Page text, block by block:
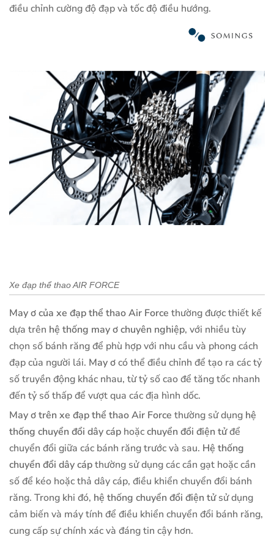
điều chỉnh cường độ đạp và tốc độ điều hướng.
Xe đạp thể thao AIR FORCE
May ơ của xe đạp thể thao Air Force thường được thiết kế
dựa trên hệ thống may ơ chuyên nghiệp, với nhiều tùy
chọn số bánh răng để phù hợp với nhu cầu và phong cách
đạp của người lái. May ơcó thể điều chỉnh để tạo ra các tỷ
số truyền động khác nhau, từ tỷ số cao để tăng tốc nhanh
đến tỷ số thấp để vượt qua các địa hình dốc.
May ơ trên xe đạp thể thao Air Force thường sử dụng hệ
thống chuyển đổi dây cáp hoặcchuyển đổi điện tửđể
chuyển đổi giữa các bánh răng trước và sau. Hệ thống
chuyển đổi dây cápthường sử dụng các cần gạt hoặc cần
số để kéo hoặc thả dây cáp, điều khiển chuyển đổi bánh
răng. Trong khi đó, hệ thống chuyển đổi điện tửsử dụng
cảm biến và máy tính để điều khiển chuyển đổi bánh răng,
cung cấp sự chính xác và đáng tin cậy hơn.